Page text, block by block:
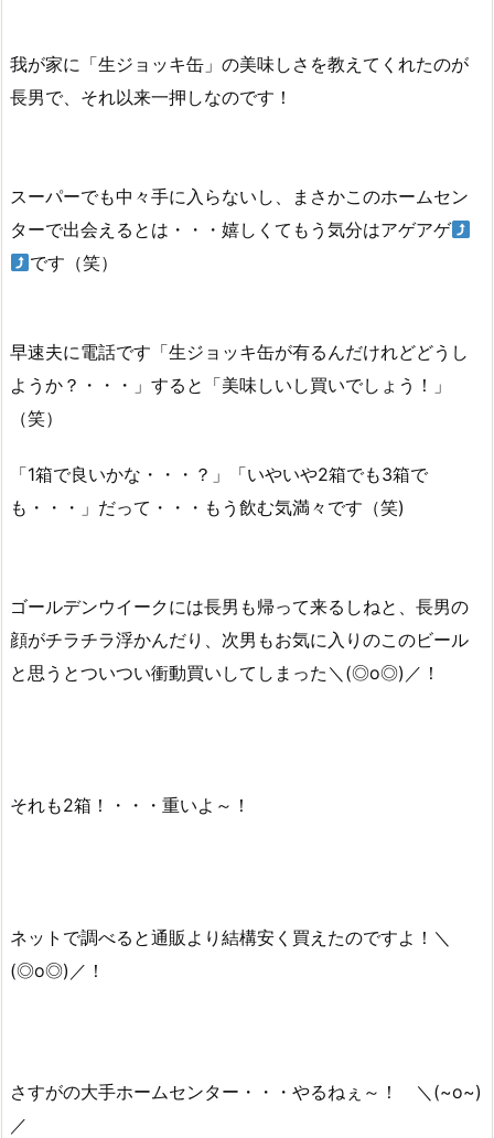
我が家に「生ジョッキ缶」の美味しさを教えてくれたのが
長男で、それ以来一押しなのです！
スーパーでも中々手に入らないし、まさかこのホームセン
ターで出会えるとは・・・嬉しくてもう気分はアゲアゲ
です（笑）
早速夫に電話です「生ジョッキ缶が有るんだけれどどうし
ようか？・・・」すると「美味しいし買いでしょう！」
（笑）
「1箱で良いかな・・・？」「いやいや2箱でも3箱で
も・・・」だって・・・もう飲む気満々です（笑)
ゴールデンウイークには長男も帰って来るしねと、長男の
顔がチラチラ浮かんだり、次男もお気に入りのこのビール
と思うとついつい衝動買いしてしまった＼(◎o◎)／！
それも2箱！・・・重いよ～！
ネットで調べると通販より結構安く買えたのですよ！＼
(◎o◎)／！
さすがの大手ホームセンター・・・やるねぇ～！ ＼(~o~)
／